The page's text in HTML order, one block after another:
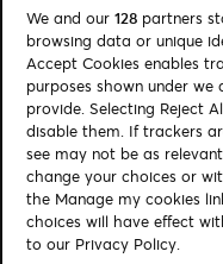
Suchen
Cookie-Einwilligungstool
Autor*innen
Impressum
Folge uns:
We and our 128 partners
browsing data or unique
Accept Cookies enables
purposes shown under
provide. Selecting Reject
disable them. If trackers
see may not be as
change your choices or
the Manage my cookies
choices will have effect
to our Privacy Policy.